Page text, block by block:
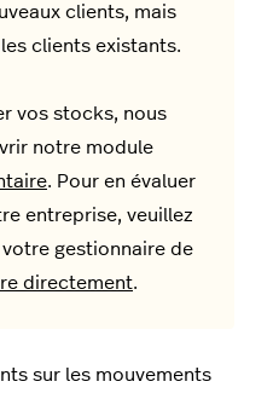
clients, mais
clients existants.
vos stocks, nous
notre module
. Pour en évaluer
entreprise, veuillez
gestionnaire de
directement.
sur les mouvements